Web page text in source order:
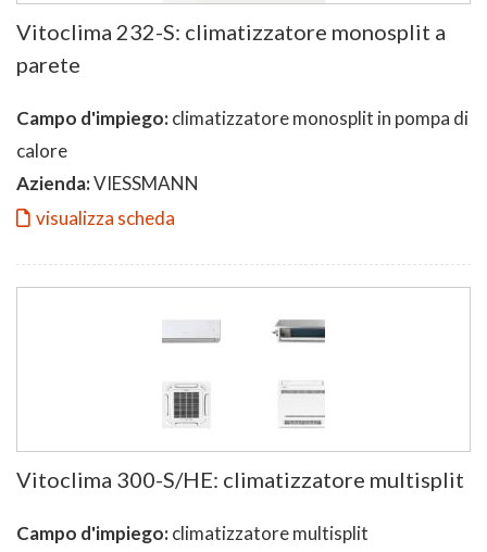
Vitoclima 232-S: climatizzatore monosplit a
parete
Campo d'impiego:climatizzatore monosplit in pompa di
calore
Azienda:VIESSMANN
visualizza scheda
Vitoclima 300-S/HE: climatizzatore multisplit
Campo d'impiego:climatizzatore multisplit